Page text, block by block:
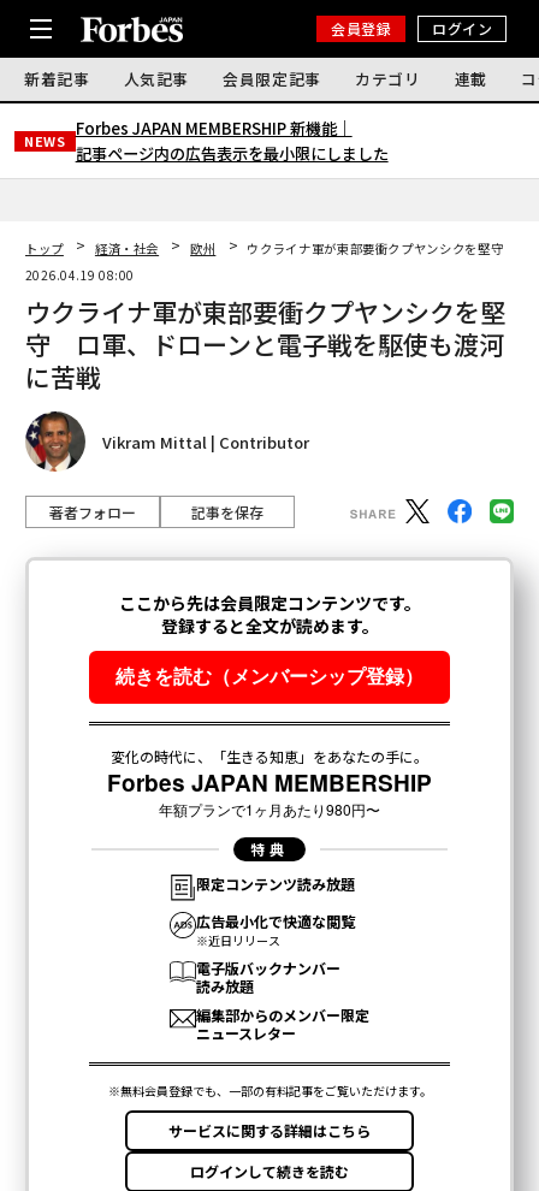
会員登録 ログイン
新着記事 人気記事 会員限定記事 カテゴリ 連載
NEWS
Forbes JAPAN MEMBERSHIP 新機能｜
記事ページ内の広告表示を最小限にしました
トップ 経済・社会 欧州
ウクライナ軍が東部要衝クプヤンシクを堅守 ロ
2026.04.19 08:00
ウクライナ軍が東部要衝クプヤンシクを堅
守 ロ軍、ドローンと電子戦を駆使も渡河
に苦戦
Vikram Mittal | Contributor
著者フォロー 記事を保存